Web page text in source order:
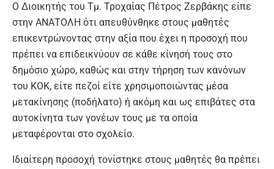
Ο Διοικητής του Τμ. Τροχαίας Πέτρος Ζερβάκης είπε
στην ΑΝΑΤΟΛΗ ότι απευθύνθηκε στους μαθητές
επικεντρώνοντας στην αξία που έχει η προσοχή που
πρέπει να επιδεικνύουν σε κάθε κίνησή τους στο
δημόσιο χώρο, καθώς και στην τήρηση των κανόνων
του ΚΟΚ, είτε πεζοί είτε χρησιμοποιώντας μέσα
μετακίνησης (ποδήλατο) ή ακόμη και ως επιβάτες στα
αυτοκίνητα των γονέων τους με τα οποία
μεταφέρονται στο σχολείο.
Ιδιαίτερη προσοχή τονίστηκε στους μαθητές θα πρέπει